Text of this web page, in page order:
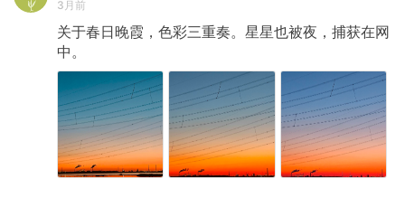
3月前
关于春日晚霞，色彩三重奏。星星也被夜，捕获在网
中。